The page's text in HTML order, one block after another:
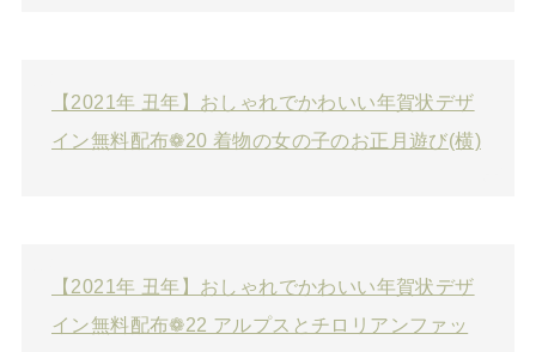
【2021年 丑年】おしゃれでかわいい年賀状デザ
イン無料配布❁20 着物の女の子のお正月遊び(横)
【2021年 丑年】おしゃれでかわいい年賀状デザ
イン無料配布❁22 アルプスとチロリアンファッ